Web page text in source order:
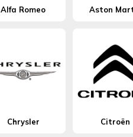
Alfa Romeo Aston
Chrysler Citroën